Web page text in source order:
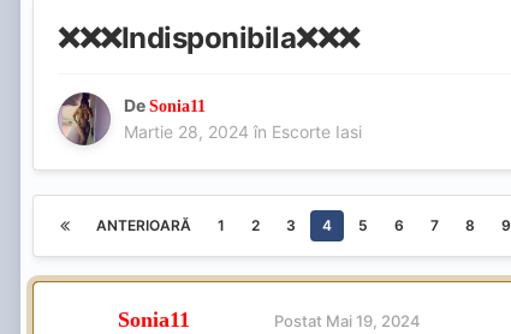
❌️❌️❌️Indisponibila❌️❌️❌️
De Sonia11
Martie 28, 2024 în Escorte Iasi
ANTERIOARĂ 1 2 3 4 5 6 7 8 9
Sonia11 Postat Mai 19, 2024